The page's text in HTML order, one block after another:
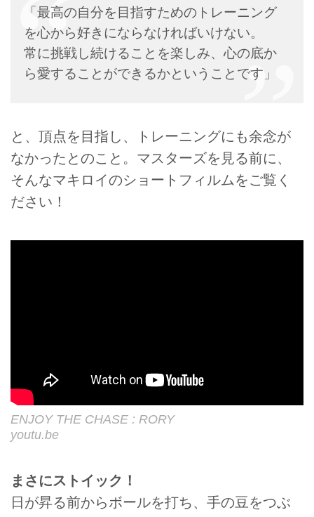
「最高の自分を目指すためのトレーニング
を心から好きにならなければいけない。
常に挑戦し続けることを楽しみ、心の底か
ら愛することができるかということです」
と、頂点を目指し、トレーニングにも余念が
なかったとのこと。マスターズを見る前に、
そんなマキロイのショートフィルムをご覧く
ださい！
ENJOY THE CHASE : RORY
youtu.be
まさにストイック！
日が昇る前からボールを打ち、手の豆をつぶ